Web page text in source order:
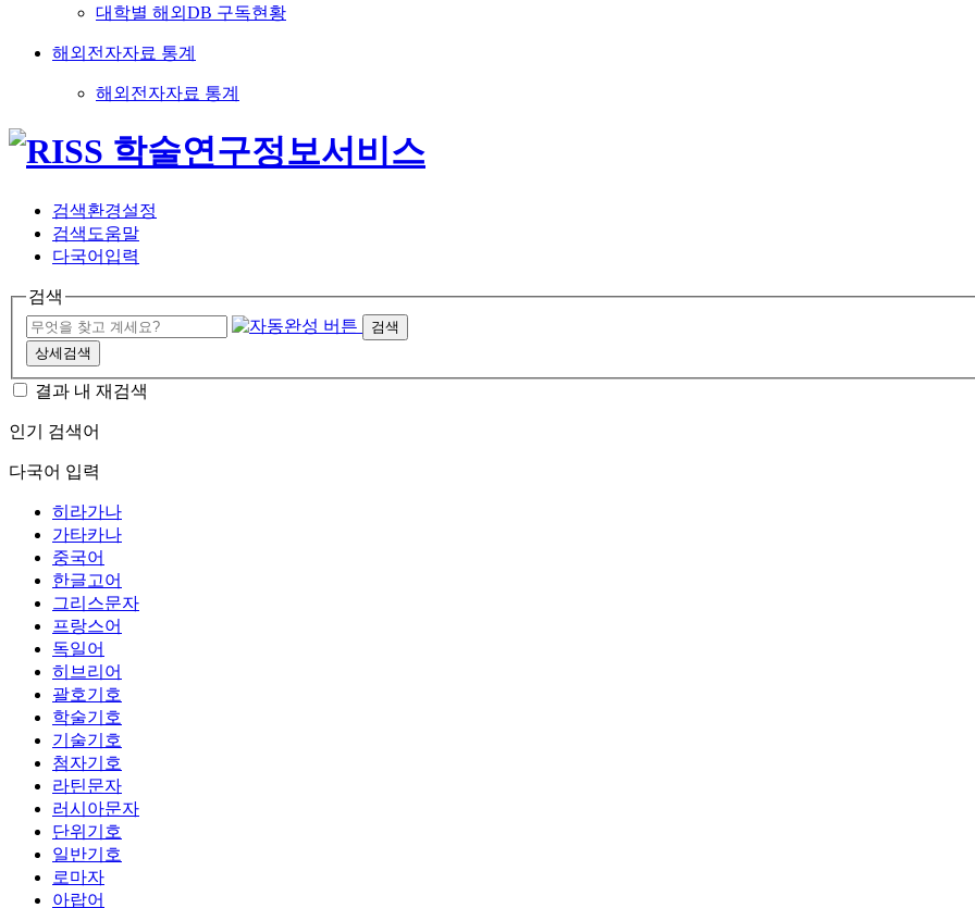
대학별 해외DB 구독현황
해외전자자료 통계
해외전자자료 통계
검색환경설정
검색도움말
다국어입력
검색
검색
상세검색
결과 내 재검색
인기 검색어
다국어 입력
히라가나
가타카나
중국어
한글고어
그리스문자
프랑스어
독일어
히브리어
괄호기호
학술기호
기술기호
첨자기호
라틴문자
러시아문자
단위기호
일반기호
로마자
아랍어